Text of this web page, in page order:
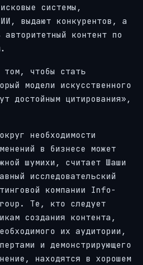
системы,
ИИ, выдают конкурентов, а
авторитетный контент по
том, чтобы стать
модели искусственного
достойным цитирования»,
необходимости
в бизнесе может
шумихи, считает Шаши
исследовательский
компании Info-
Те, кто следует
создания контента,
их аудитории,
и демонстрирующего
находятся в хорошем